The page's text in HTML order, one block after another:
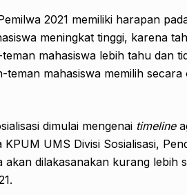
2021 memiliki harapan
meningkat tinggi, karena
mahasiswa lebih tahu dan
mahasiswa memilih
dimulai mengenai timeline
UMS Divisi Sosialisasi,
akan dilakasanakan kurang lebih